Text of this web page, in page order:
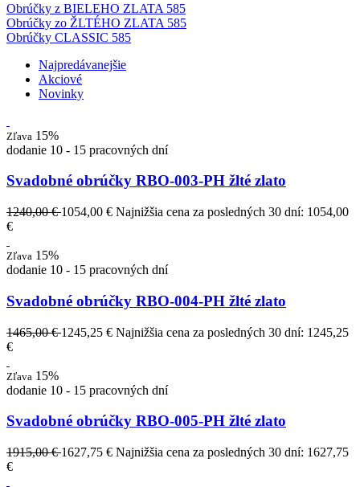
Obrúčky z BIELEHO ZLATA 585
Obrúčky zo ŽLTÉHO ZLATA 585
Obrúčky CLASSIC 585
Najpredávanejšie
Akciové
Novinky
Zľava 15%
dodanie 10 - 15 pracovných dní
Svadobné obrúčky RBO-003-PH žlté zlato
1240,00 €1054,00 € Najnižšia cena za posledných 30 dní: 1054,00
€
Zľava 15%
dodanie 10 - 15 pracovných dní
Svadobné obrúčky RBO-004-PH žlté zlato
1465,00 €1245,25 € Najnižšia cena za posledných 30 dní: 1245,25
€
Zľava 15%
dodanie 10 - 15 pracovných dní
Svadobné obrúčky RBO-005-PH žlté zlato
1915,00 €1627,75 € Najnižšia cena za posledných 30 dní: 1627,75
€